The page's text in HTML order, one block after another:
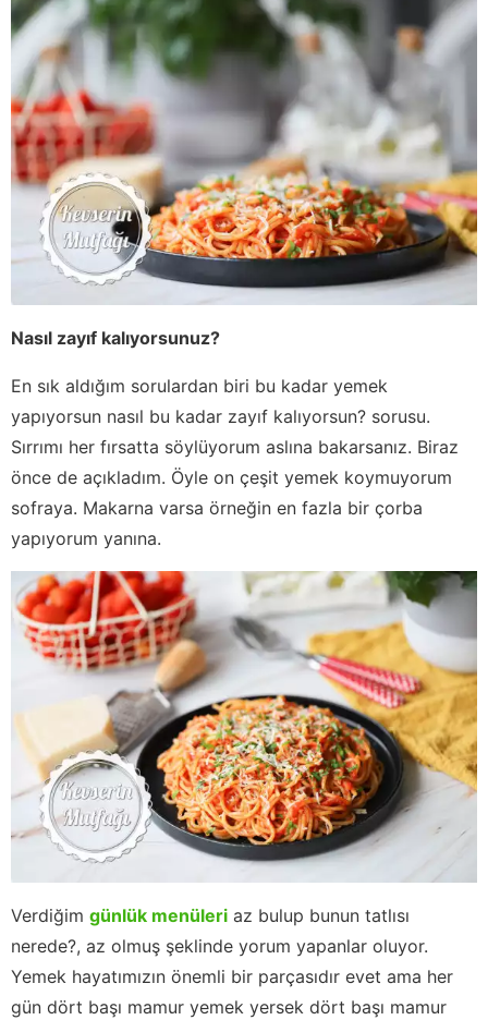
Nasıl zayıf kalıyorsunuz?
En sık aldığım sorulardan biri bu kadar yemek
yapıyorsun nasıl bu kadar zayıf kalıyorsun? sorusu.
Sırrımı her fırsatta söylüyorum aslına bakarsanız. Biraz
önce de açıkladım. Öyle on çeşit yemek koymuyorum
sofraya. Makarna varsa örneğin en fazla bir çorba
yapıyorum yanına.
Verdiğim günlük menüleri az bulup bunun tatlısı
nerede?, az olmuş şeklinde yorum yapanlar oluyor.
Yemek hayatımızın önemli bir parçasıdır evet ama her
gün dört başı mamur yemek yersek dört başı mamur